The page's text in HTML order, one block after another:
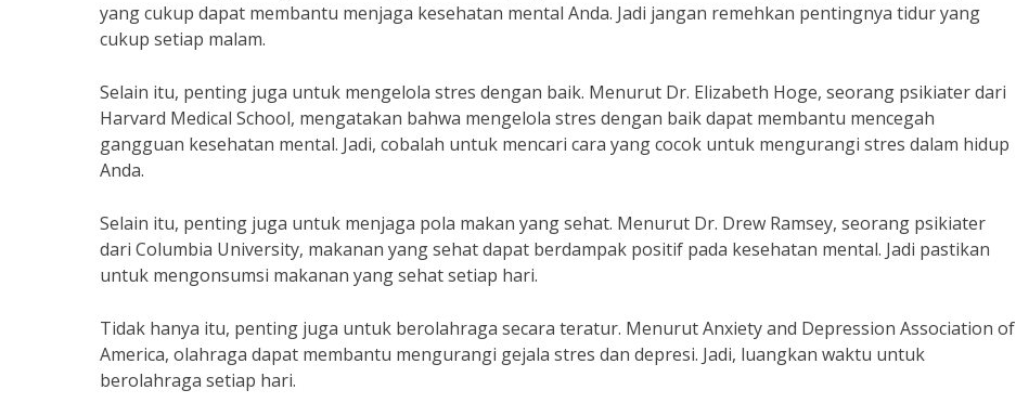
yang cukup dapat membantu menjaga kesehatan mental Anda. Jadi jangan remehkan pentingnya tidur yang
cukup setiap malam.
Selain itu, penting juga untuk mengelola stres dengan baik. Menurut Dr. Elizabeth Hoge, seorang psikiater dari
Harvard Medical School, mengatakan bahwa mengelola stres dengan baik dapat membantu mencegah
gangguan kesehatan mental. Jadi, cobalah untuk mencari cara yang cocok untuk mengurangi stres dalam hidup
Anda.
Selain itu, penting juga untuk menjaga pola makan yang sehat. Menurut Dr. Drew Ramsey, seorang psikiater
dari Columbia University, makanan yang sehat dapat berdampak positif pada kesehatan mental. Jadi pastikan
untuk mengonsumsi makanan yang sehat setiap hari.
Tidak hanya itu, penting juga untuk berolahraga secara teratur. Menurut Anxiety and Depression Association of
America, olahraga dapat membantu mengurangi gejala stres dan depresi. Jadi, luangkan waktu untuk
berolahraga setiap hari.